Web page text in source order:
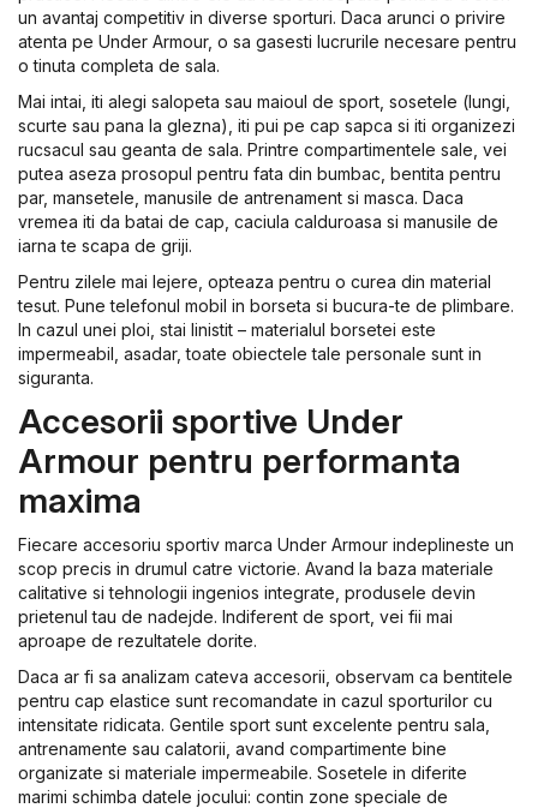
un avantaj competitiv in diverse sporturi. Daca arunci o privire
atenta pe Under Armour, o sa gasesti lucrurile necesare pentru
o tinuta completa de sala.
Mai intai, iti alegi salopeta sau maioul de sport, sosetele (lungi,
scurte sau pana la glezna), iti pui pe cap sapca si iti organizezi
rucsacul sau geanta de sala. Printre compartimentele sale, vei
putea aseza prosopul pentru fata din bumbac, bentita pentru
par, mansetele, manusile de antrenament si masca. Daca
vremea iti da batai de cap, caciula calduroasa si manusile de
iarna te scapa de griji.
Pentru zilele mai lejere, opteaza pentru o curea din material
tesut. Pune telefonul mobil in borseta si bucura-te de plimbare.
In cazul unei ploi, stai linistit – materialul borsetei este
impermeabil, asadar, toate obiectele tale personale sunt in
siguranta.
Accesorii sportive Under
Armour pentru performanta
maxima
Fiecare accesoriu sportiv marca Under Armour indeplineste un
scop precis in drumul catre victorie. Avand la baza materiale
calitative si tehnologii ingenios integrate, produsele devin
prietenul tau de nadejde. Indiferent de sport, vei fii mai
aproape de rezultatele dorite.
Daca ar fi sa analizam cateva accesorii, observam ca bentitele
pentru cap elastice sunt recomandate in cazul sporturilor cu
intensitate ridicata. Gentile sport sunt excelente pentru sala,
antrenamente sau calatorii, avand compartimente bine
organizate si materiale impermeabile. Sosetele in diferite
marimi schimba datele jocului: contin zone speciale de